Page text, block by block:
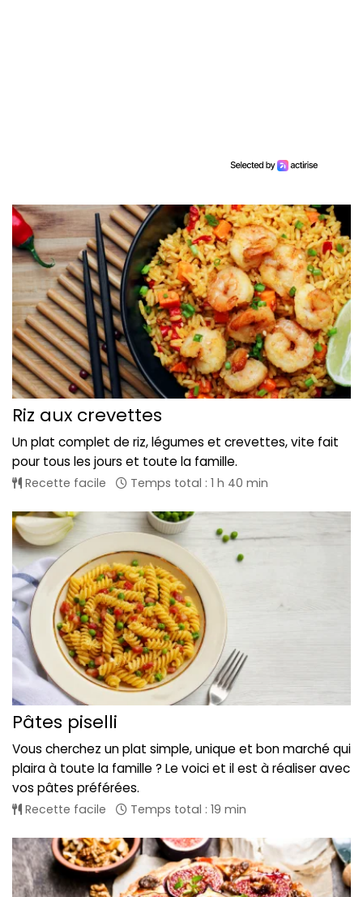
Riz aux crevettes
Un plat complet de riz, légumes et crevettes, vite fait
pour tous les jours et toute la famille.
Recette facile Temps total : 1 h 40 min
Pâtes piselli
Vous cherchez un plat simple, unique et bon marché qui
plaira à toute la famille ? Le voici et il est à réaliser avec
vos pâtes préférées.
Recette facile Temps total : 19 min